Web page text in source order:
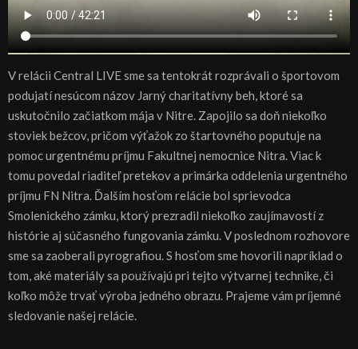
V relácii Central LIVE sme sa tentokrát rozprávali o športovom
podujatí nesúcom názov Jarný charitatívny beh, ktoré sa
uskutočnilo začiatkom mája v Nitre. Zapojilo sa doň niekoľko
stoviek bežcov, pričom výťažok zo štartovného poputuje na
pomoc urgentnému príjmu Fakultnej nemocnice Nitra. Viac k
tomu povedal riaditeľ pretekov a primárka oddelenia urgentného
príjmu FN Nitra. Ďalším hosťom relácie bol sprievodca
Smolenického zámku, ktorý prezradil niekoľko zaujímavostí z
histórie aj súčasného fungovania zámku. V poslednom rozhovore
sme sa zaoberali pyrografiou. S hosťom sme hovorili napríklad o
tom, aké materiály sa používajú pri tejto výtvarnej technike, či
koľko môže trvať výroba jedného obrazu. Prajeme vám príjemné
sledovanie našej relácie.